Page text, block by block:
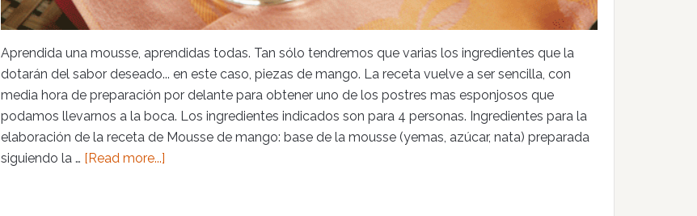
Aprendida una mousse, aprendidas todas. Tan sólo tendremos que varias los ingredientes que la
dotarán del sabor deseado... en este caso, piezas de mango. La receta vuelve a ser sencilla, con
media hora de preparación por delante para obtener uno de los postres mas esponjosos que
podamos llevarnos a la boca. Los ingredientes indicados son para 4 personas. Ingredientes para la
elaboración de la receta de Mousse de mango: base de la mousse (yemas, azúcar, nata) preparada
siguiendo la … [Read more...]